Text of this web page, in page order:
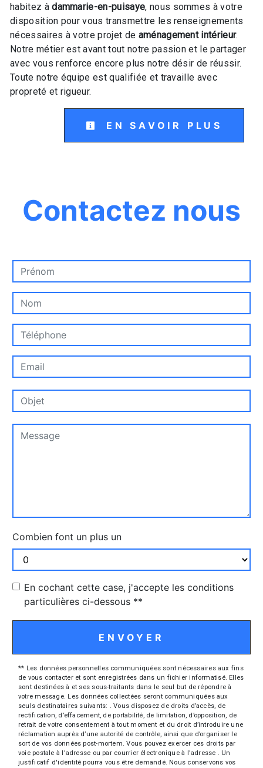
habitez àdammarie-en-puisaye, nous sommes à votre
disposition pour vous transmettre les renseignements
nécessaires à votre projet de aménagement intérieur.
Notre métier est avant tout notre passion et le partager
avec vous renforce encore plus notre désir de réussir.
Toute notre équipe est qualifiée et travaille avec
propreté et rigueur.
EN SAVOIR PLUS
Contactez nous
Combien font un plus un
En cochant cette case, j'accepte les conditions
particulières ci-dessous **
ENVOYER
** Les données personnelles communiquées sont nécessaires aux fins
de vous contacter et sont enregistrées dans un fichier informatisé. Elles
sont destinées à et ses sous-traitants dans le seul but de répondre à
votre message. Les données collectées seront communiquées aux
seuls destinataires suivants: . Vous disposez de droits d’accès, de
rectification, d’effacement, de portabilité, de limitation, d’opposition, de
retrait de votre consentement à tout moment et du droit d’introduire une
réclamation auprès d’une autorité de contrôle, ainsi que d’organiser le
sort de vos données post-mortem. Vous pouvez exercer ces droits par
voie postale à l'adresse ou par courrier électronique à l'adresse . Un
justificatif d'identité pourra vous être demandé. Nous conservons vos